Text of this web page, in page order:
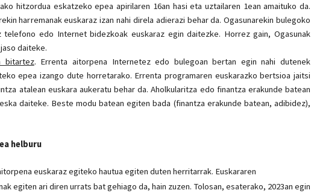
hitzordua eskatzeko epea apirilaren 16an hasi eta uztailaren 1ean amaituko da.
harremanak euskaraz izan nahi direla adierazi behar da. Ogasunarekin bulegoko
telefono edo Internet bidezkoak euskaraz egin daitezke. Horrez gain, Ogasunak
daiteke.
bitartez. Errenta aitorpena Internetez edo bulegoan bertan egin nahi dutenek
epea izango dute horretarako. Errenta programaren euskarazko bertsioa jaitsi
atalean euskara aukeratu behar da. Aholkularitza edo finantza erakunde batean
daiteke. Beste modu batean egiten bada (finantza erakunde batean, adibidez),
helburu
euskaraz egiteko hautua egiten duten herritarrak. Euskararen
egiten ari diren urrats bat gehiago da, hain zuzen. Tolosan, esaterako, 2023an egin